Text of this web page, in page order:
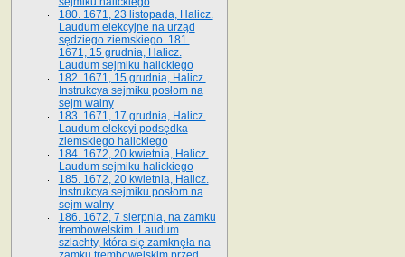
180. 1671, 23 listopada, Halicz.
Laudum elekcyjne na urząd
sędziego ziemskiego. 181.
1671, 15 grudnia, Halicz.
Laudum sejmiku halickiego
182. 1671, 15 grudnia, Halicz.
Instrukcya sejmiku posłom na
sejm walny
183. 1671, 17 grudnia, Halicz.
Laudum elekcyi podsędka
ziemskiego halickiego
184. 1672, 20 kwietnia, Halicz.
Laudum sejmiku halickiego
185. 1672, 20 kwietnia, Halicz.
Instrukcya sejmiku posłom na
sejm walny
186. 1672, 7 sierpnia, na zamku
trembowelskim. Laudum
szlachty, która się zamknęła na